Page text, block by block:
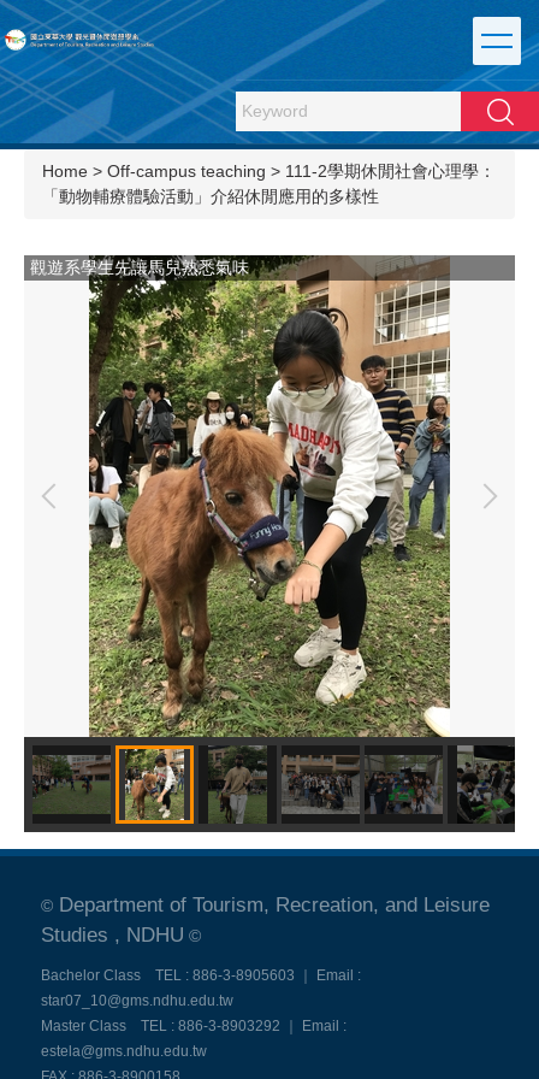
Jump
to
the
main
content
block
Search
Home > Off-campus teaching > 111-2學期休閒社會心理學：
「動物輔療體驗活動」介紹休閒應用的多樣性
觀遊系學生先讓馬兒熟悉氣味
© Department of Tourism, Recreation, and Leisure
Studies , NDHU ©
Bachelor Class TEL : 886-3-8905603 ｜ Email :
star07_10@gms.ndhu.edu.tw
Master Class TEL : 886-3-8903292 ｜ Email :
estela@gms.ndhu.edu.tw